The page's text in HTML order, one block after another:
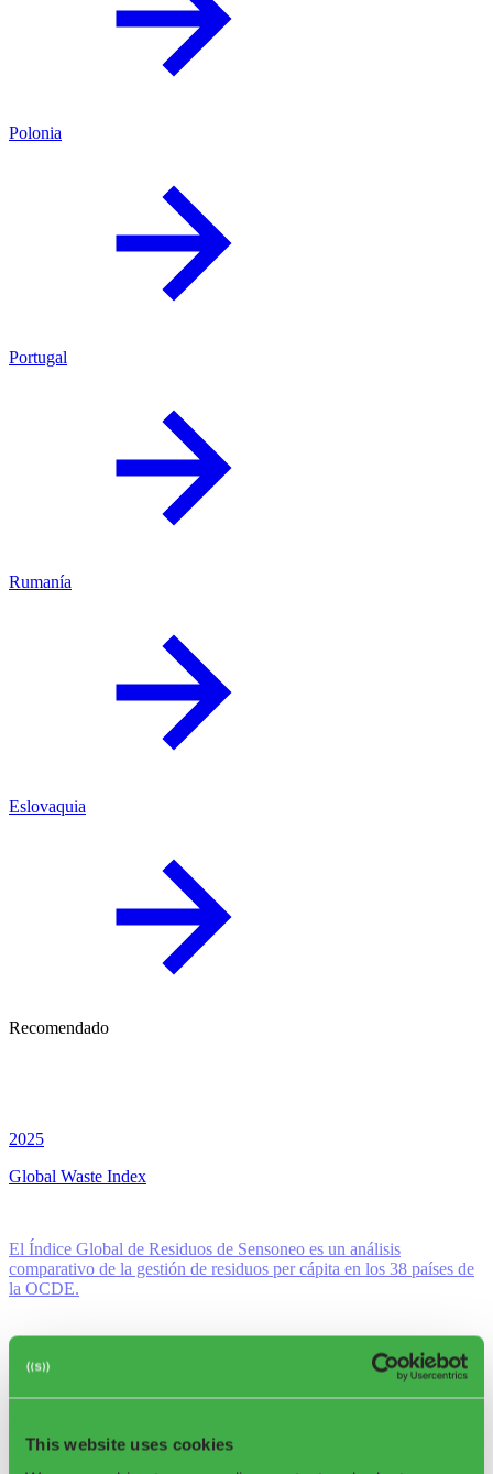
This website uses cookies
Polonia
Portugal
Rumanía
Eslovaquia
Recomendado
2025
Global Waste Index
El Índice Global de Residuos de Sensoneo es un análisis
comparativo de la gestión de residuos per cápita en los 38 países de
la OCDE.